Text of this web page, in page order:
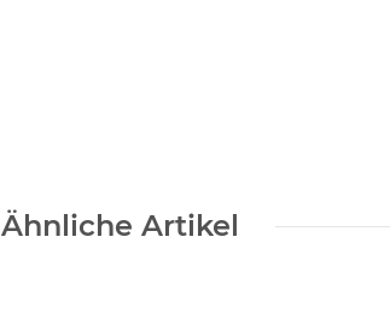
Ähnliche Artikel